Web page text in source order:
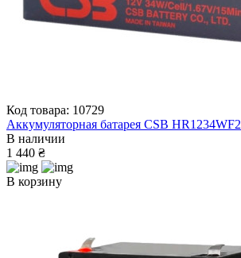
Код товара: 10729
Аккумуляторная батарея CSB HR1234WF2
В наличии
1 440 ₴
В корзину